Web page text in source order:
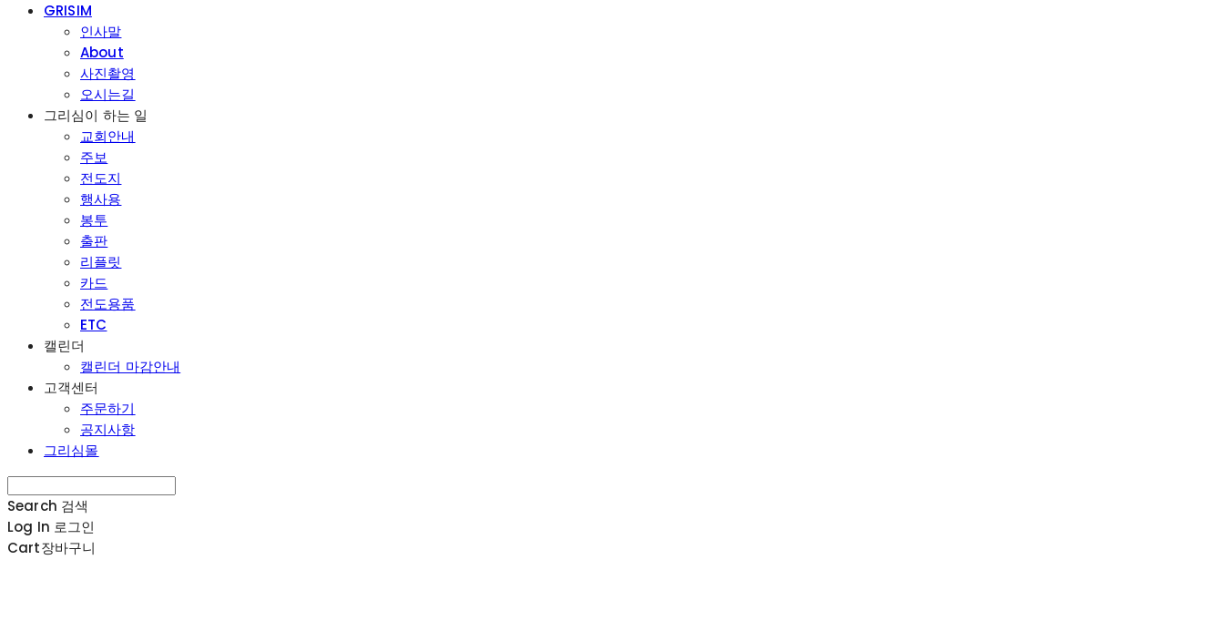
GRISIM
인사말
About
사진촬영
오시는길
그리심이 하는 일
교회안내
주보
전도지
행사용
봉투
출판
리플릿
카드
전도용품
ETC
캘린더
캘린더 마감안내
고객센터
주문하기
공지사항
그리심몰
Search 검색
Log In 로그인
Cart장바구니